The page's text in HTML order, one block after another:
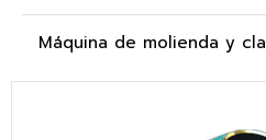
Máquina de molienda y